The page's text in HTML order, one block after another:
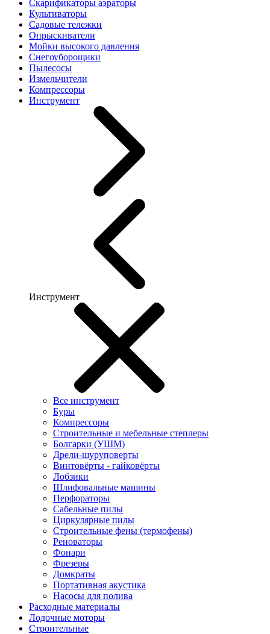
Скарификаторы аэраторы
Культиваторы
Садовые тележки
Опрыскиватели
Мойки высокого давления
Снегоуборощики
Пылесосы
Измельчители
Компрессоры
Инструмент
Инструмент
Все инструмент
Буры
Компрессоры
Строительные и мебельные степлеры
Болгарки (УШМ)
Дрели-шуруповерты
Винтовёрты - гайковёрты
Лобзики
Шлифовальные машины
Перфораторы
Сабельные пилы
Циркулярные пилы
Строительные фены (термофены)
Реноваторы
Фонари
Фрезеры
Домкраты
Портативная акустика
Насосы для полива
Расходные материалы
Лодочные моторы
Строительные